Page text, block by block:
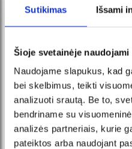
Sutikimas Išsami
Šioje svetainėje naudojami
Naudojame slapukus, kad
bei skelbimus, teikti
analizuoti srautą. Be to,
bendriname su
analizės partneriais, kurie
pateiktos arba naudojant